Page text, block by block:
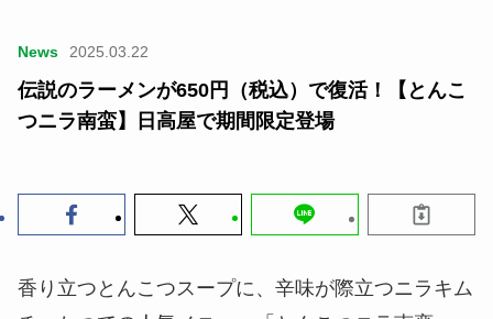
News 2025.03.22
伝説のラーメンが650円（税込）で復活！【とんこ
つニラ南蛮】日高屋で期間限定登場
香り立つとんこつスープに、辛味が際立つニラキム